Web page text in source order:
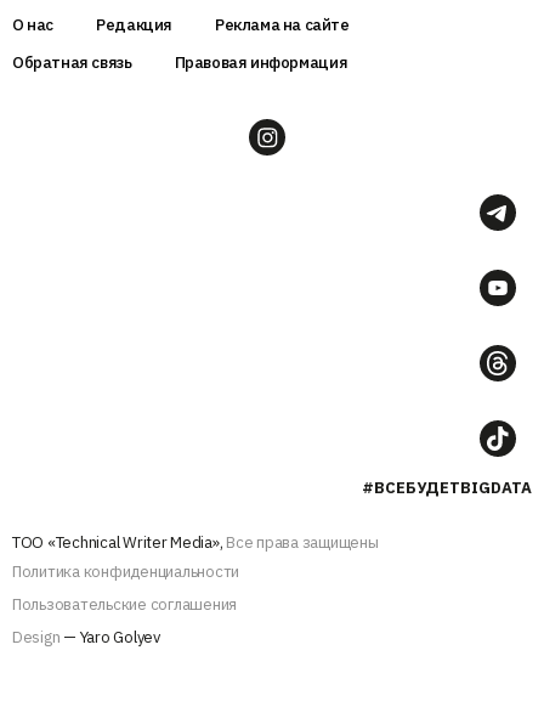
О нас Редакция
Реклама на сайте
Обратная связь
Правовая информация
#ВСЕБУДЕТBIGDATA
ТОО «Technical Writer Media», Все права защищены
Политика конфиденциальности
Пользовательские соглашения
Design — Yaro Golyev